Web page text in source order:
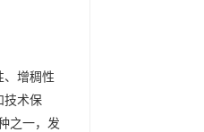
增稠性
技术保
之一，发